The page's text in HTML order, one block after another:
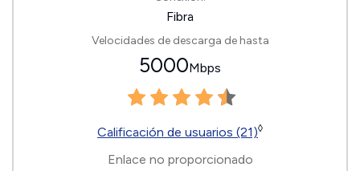
Fibra
Velocidades de descarga de hasta
5000Mbps
Calificación de usuarios (21)◊
Enlace no proporcionado